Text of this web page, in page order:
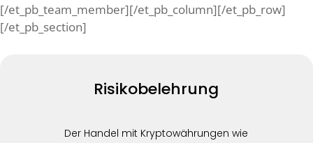
[/et_pb_team_member][/et_pb_column][/et_pb_row]
[/et_pb_section]
Risikobelehrung
Der Handel mit Kryptowährungen wie